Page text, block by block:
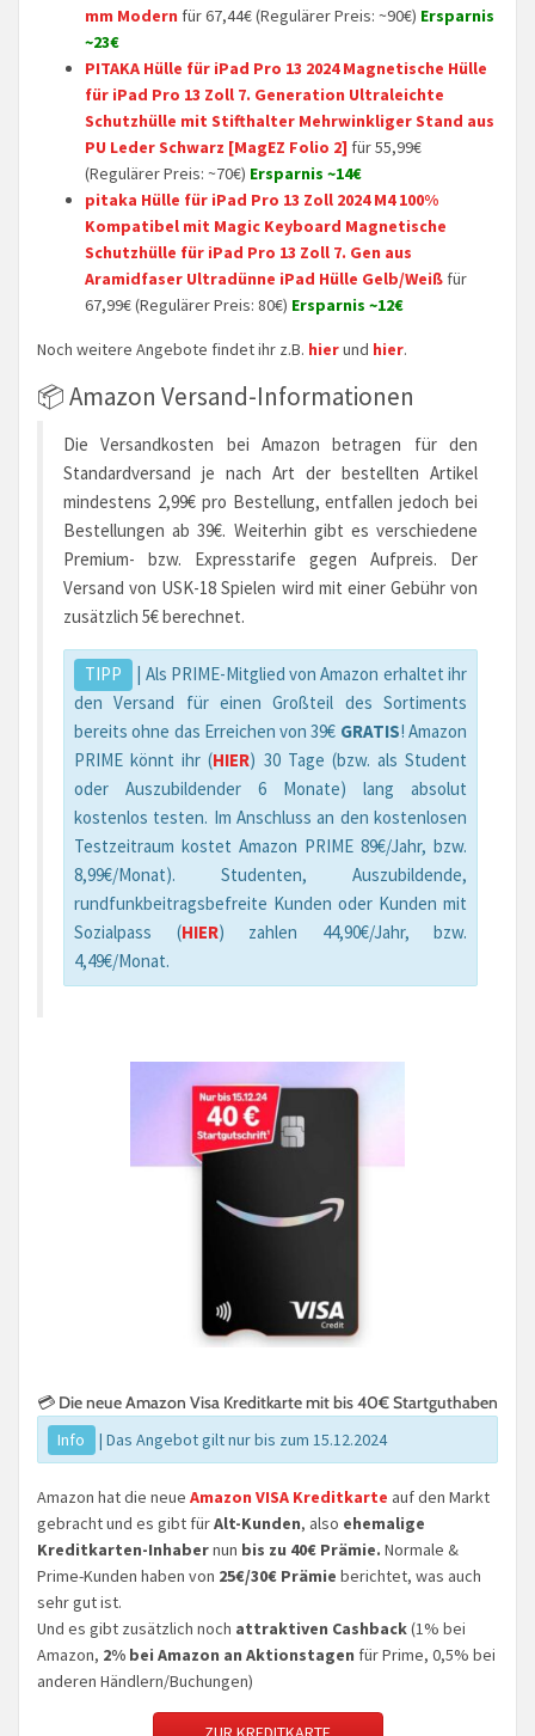
mm Modern für 67,44€ (Regulärer Preis: ~90€) Ersparnis
~23€
PITAKA Hülle für iPad Pro 13 2024 Magnetische Hülle
für iPad Pro 13 Zoll 7. Generation Ultraleichte
Schutzhülle mit Stifthalter Mehrwinkliger Stand aus
PU Leder Schwarz [MagEZ Folio 2] für 55,99€
(Regulärer Preis: ~70€) Ersparnis ~14€
pitaka Hülle für iPad Pro 13 Zoll 2024 M4 100%
Kompatibel mit Magic Keyboard Magnetische
Schutzhülle für iPad Pro 13 Zoll 7. Gen aus
Aramidfaser Ultradünne iPad Hülle Gelb/Weiß für
67,99€ (Regulärer Preis: 80€) Ersparnis ~12€
Noch weitere Angebote findet ihr z.B. hierund hier.
📦 Amazon Versand-Informationen
Die Versandkosten bei Amazon betragen für den
Standardversand je nach Art der bestellten Artikel
mindestens 2,99€ pro Bestellung, entfallen jedoch bei
Bestellungen ab 39€. Weiterhin gibt es verschiedene
Premium- bzw. Expresstarife gegen Aufpreis. Der
Versand von USK-18 Spielen wird mit einer Gebühr von
zusätzlich 5€ berechnet.
TIPP
| Als PRIME-Mitglied von Amazon erhaltet ihr
den Versand für einen Großteil des Sortiments
bereits ohne das Erreichen von 39€ GRATIS! Amazon
PRIME könnt ihr (HIER) 30 Tage (bzw. als Student
oder Auszubildender 6 Monate) lang absolut
kostenlos testen. Im Anschluss an den kostenlosen
Testzeitraum kostet Amazon PRIME 89€/Jahr, bzw.
8,99€/Monat). Studenten, Auszubildende,
rundfunkbeitragsbefreite Kunden oder Kunden mit
Sozialpass (HIER) zahlen 44,90€/Jahr, bzw.
4,49€/Monat.
💳 Die neue Amazon Visa Kreditkarte mit bis 40€ Startguthaben
Info
| Das Angebot gilt nur bis zum 15.12.2024
Amazon hat die neue Amazon VISA Kreditkarte auf den Markt
gebracht und es gibt fürAlt-Kunden, also ehemalige
Kreditkarten-Inhabernun bis zu 40€ Prämie. Normale &
Prime-Kunden haben von 25€/30€ Prämie berichtet, was auch
sehr gut ist.
Und es gibt zusätzlich noch attraktiven Cashback(1% bei
Amazon, 2% bei Amazon an Aktionstagen für Prime, 0,5% bei
anderen Händlern/Buchungen)